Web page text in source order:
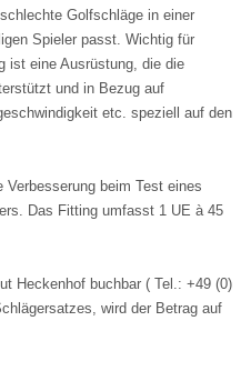
Golfschläge in einer
Spieler passt. Wichtig für
ist eine Ausrüstung, die die
und in Bezug auf
etc. speziell auf den
beim Test eines
Das Fitting umfasst 1 UE à 45
Heckenhof buchbar ( Tel.: +49 (0)
wird der Betrag auf